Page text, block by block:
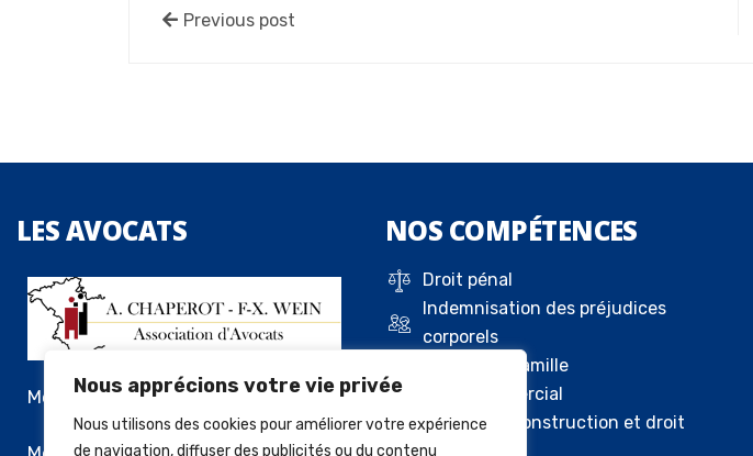
Nous apprécions votre vie privée
Nous utilisons des cookies pour améliorer votre expérience
de navigation, diffuser des publicités ou du contenu
Previous post
LESAVOCATS
Me Alexandre Chaperot
NOS COMPÉTENCES
Droit pénal
Indemnisation des préjudices
corporels
Droit de la famille
Droit commercial
Droit de la construction et droit
locatif